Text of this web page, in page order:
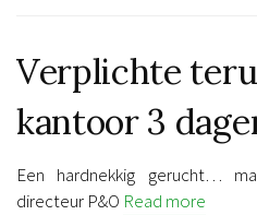
Verplichte
kantoor 3
Een hardnekkig gerucht…
directeur P&O Read more